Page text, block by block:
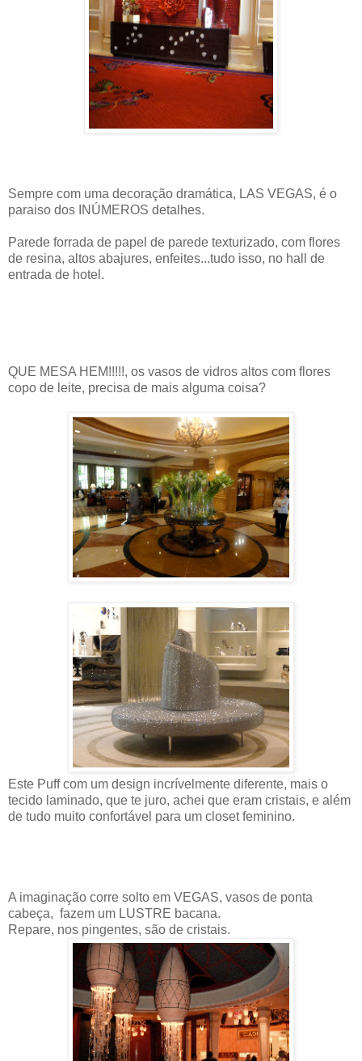
Sempre com uma decoração dramática, LAS VEGAS, é o
paraiso dos INÚMEROS detalhes.
Parede forrada de papel de parede texturizado, com flores
de resina, altos abajures, enfeites...tudo isso, no hall de
entrada de hotel.
QUE MESA HEM!!!!!, os vasos de vidros altos com flores
copo de leite, precisa de mais alguma coisa?
Este Puff com um design incrívelmente diferente, mais o
tecido laminado, que te juro, achei que eram cristais, e além
de tudo muito confortável para um closet feminino.
A imaginação corre solto em VEGAS, vasos de ponta
cabeça, fazem um LUSTRE bacana.
Repare, nos pingentes, são de cristais.